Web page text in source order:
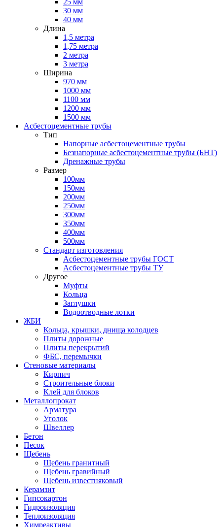
25 мм
30 мм
40 мм
Длина
1,5 метра
1,75 метра
2 метра
3 метра
Ширина
970 мм
1000 мм
1100 мм
1200 мм
1500 мм
Асбестоцементные трубы
Тип
Напорные асбестоцементные трубы
Безнапорные асбестоцементные трубы (БНТ)
Дренажные трубы
Размер
100мм
150мм
200мм
250мм
300мм
350мм
400мм
500мм
Стандарт изготовления
Асбестоцементные трубы ГОСТ
Асбестоцементные трубы ТУ
Другое
Муфты
Кольца
Заглушки
Водоотводные лотки
ЖБИ
Кольца, крышки, днища колодцев
Плиты дорожные
Плиты перекрытий
ФБС, перемычки
Стеновые материалы
Кирпич
Строительные блоки
Клей для блоков
Металлопрокат
Арматура
Уголок
Швеллер
Бетон
Песок
Щебень
Щебень гранитный
Щебень гравийный
Щебень известняковый
Керамзит
Гипсокартон
Гидроизоляция
Теплоизоляция
Химреактивы